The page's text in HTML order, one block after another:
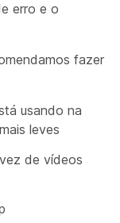
erro e o
fazer
usando na
leves
de vídeos